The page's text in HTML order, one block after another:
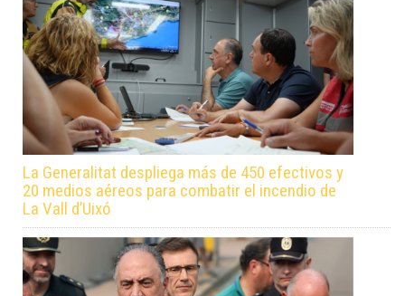
La Generalitat despliega más de 450 efectivos y
20 medios aéreos para combatir el incendio de
La Vall d’Uixó